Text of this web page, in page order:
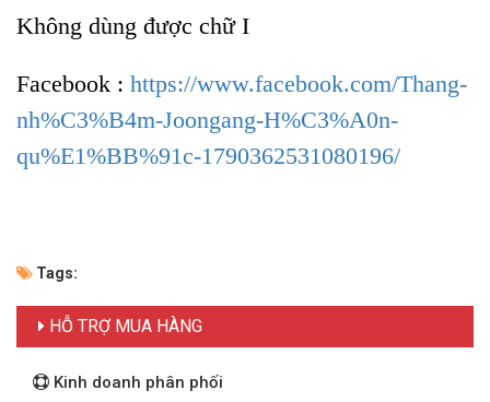
Không dùng được chữ I
Facebook : https://www.facebook.com/Thang-
nh%C3%B4m-Joongang-H%C3%A0n-
qu%E1%BB%91c-1790362531080196/​
Tags:
HỖ TRỢ MUA HÀNG
Kinh doanh phân phối